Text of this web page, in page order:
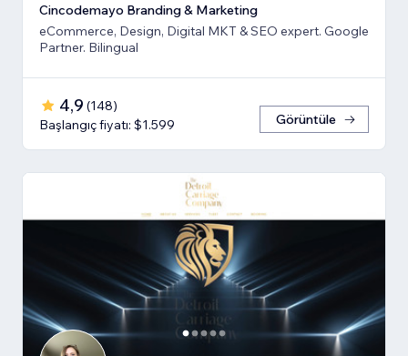
Cincodemayo Branding & Marketing
eCommerce, Design, Digital MKT & SEO expert. Google
Partner. Bilingual
4,9 (148)
Başlangıç fiyatı: $1.599
Görüntüle